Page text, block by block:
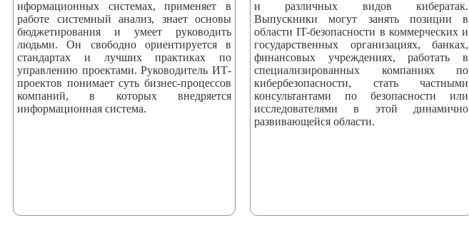
иформационных системах, применяет в
работе системный анализ, знает основы
бюджетирования и умеет руководить
людьми. Он свободно ориентируется в
стандартах и лучших практиках по
управлению проектами. Руководитель ИТ-
проектов понимает суть бизнес-процессов
компаний, в которых внедряется
информационная система.
и различных видов кибератак.
Выпускники могут занять позиции в
области IT-безопасности в коммерческих и
государственных организациях, банках,
финансовых учреждениях, работать в
специализированных компаниях по
кибербезопасности, стать частными
консультантами по безопасности или
исследователями в этой динамично
развивающейся области.